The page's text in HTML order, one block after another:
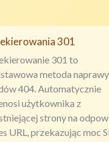
301
301 to
metoda naprawy
404. Automatycznie
użytkownika z
strony na
URL, przekazując moc